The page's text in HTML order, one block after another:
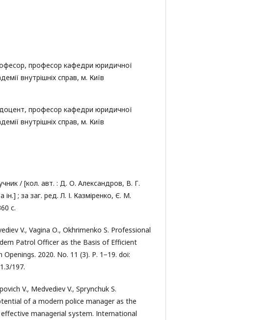
професор кафедри юридичної
внутрішніх справ, м. Київ
професор кафедри юридичної
внутрішніх справ, м. Київ
/ [кол. авт. : Д. О. Александров, В. Г.
ін.] ; за заг. ред. Л. І. Казміренко, Є. М.
с.
V., Vаgіnа О., Оkhrіmеnkо S. Рrоfеssіоnаl
Раtrоl Оffісеr аs thе Bаsіs оf Еffісіеnt
Ореnіngs. 2020. Nо. 11 (3). Р. 1−19. dоі:
197.
V., Mеdvеdіеv V., Sрrуnсhuk S.
оf а mоdеrn роlісе mаnаgеr аs thе
mаnаgеrіаl sуstеm. Іntеrnаtіоnаl